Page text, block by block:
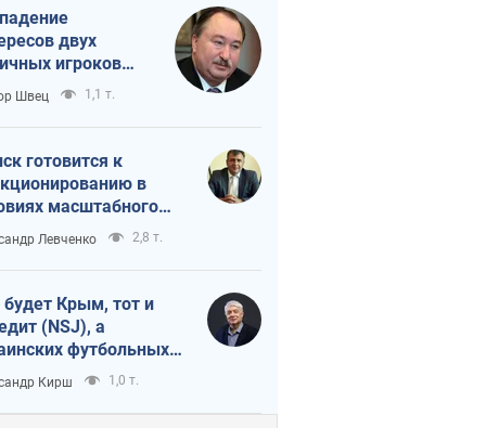
двух
игроков
тайный план
и Путина?
Швец 1,1 т.
готовится к
в
масштабного
кризиса
Левченко 2,8 т.
будет Крым, тот и
(NSJ), а
футбольных
могут
убийцами
Кирш 1,0 т.